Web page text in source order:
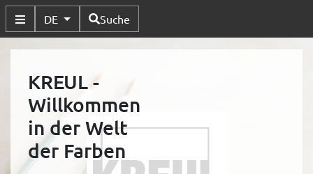
Untermenü Umschalten
DE Verfügbare Sprachen
Suche
KREUL -
Willkommen
in der Welt
der Farben